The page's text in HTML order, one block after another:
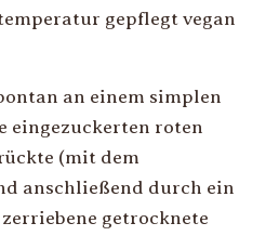
gepflegt vegan
an einem simplen
eingezuckerten roten
(mit dem
anschließend durch ein
getrocknete